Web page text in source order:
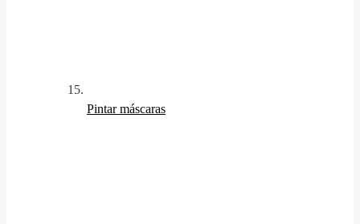
Pintar máscaras